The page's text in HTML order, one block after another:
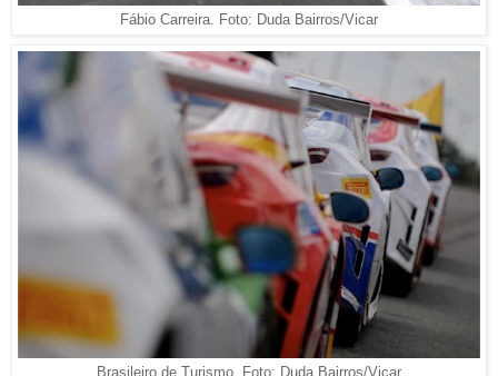
Fábio Carreira. Foto: Duda Bairros/Vicar
Brasileiro de Turismo. Foto: Duda Bairros/Vicar